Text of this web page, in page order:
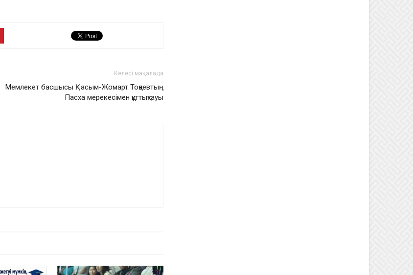
Келесі мақалада
Мемлекет басшысы Қасым-Жомарт Тоқаевтың
Пасха мерекесімен құттықтауы